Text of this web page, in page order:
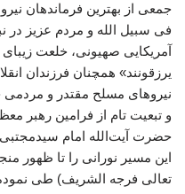
جمعی از بهترین فرماندهان
فی سبیل الله و مردم عزیز در
آمریکایی صهیونی، خلعت
یرزقونند» همچنان فرزندان
نیروهای مسلح مقتدر و مردمی
و تبعیت تام از فرامین رهبر
حضرت آیت‌الله امام
این مسیر نورانی را تا ظهور
تعالی فرجه الشریف) طی